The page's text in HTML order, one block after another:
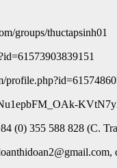
groups/thuctapsinh01
(0) 355 588 828 (C.